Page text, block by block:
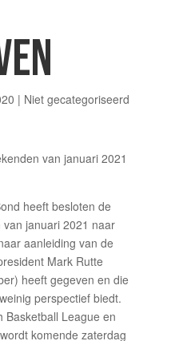
| Niet gecategoriseerd
heeft besloten de
januari 2021 naar
aanleiding van de
Mark Rutte
heeft gegeven en die
perspectief biedt.
Basketball League en
komende zaterdag